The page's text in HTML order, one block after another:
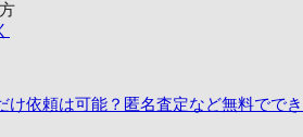
け依頼は可能？匿名査定など無料でで